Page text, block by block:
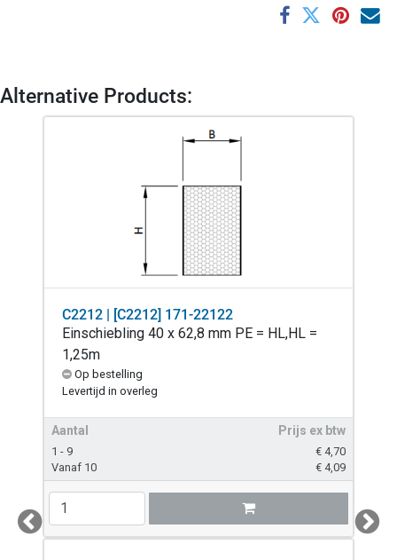
Alternative Products:
C2212 | [C2212] 171-22122
Einschiebling 40 x 62,8 mm PE = HL,HL =
1,25m
Op bestelling
Levertijd in overleg
Aantal Prijs ex btw
1 - 9 € 4,70
Vanaf 10
€ 4,09
Previous Next